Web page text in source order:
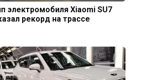
электромобиля Xiaomi SU7
рекорд на трассе